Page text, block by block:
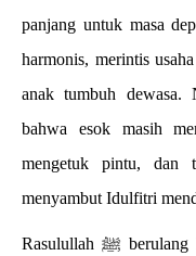
panjang untuk masa
harmonis, merintis
anak tumbuh dewasa.
bahwa esok masih
mengetuk pintu, dan
menyambut Idulfitri
Rasulullah ﷺ berulang kali mengabarkan kepada kita bahwa